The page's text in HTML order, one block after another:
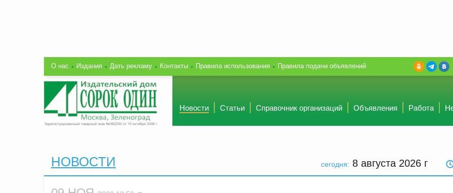
О нас Издания Дать рекламу Контакты Правила использования Правила подачи объявлений
Новости Статьи Справочник организаций Объявления Работа
сегодня: 8 августа 2026 г
НОВОСТИ